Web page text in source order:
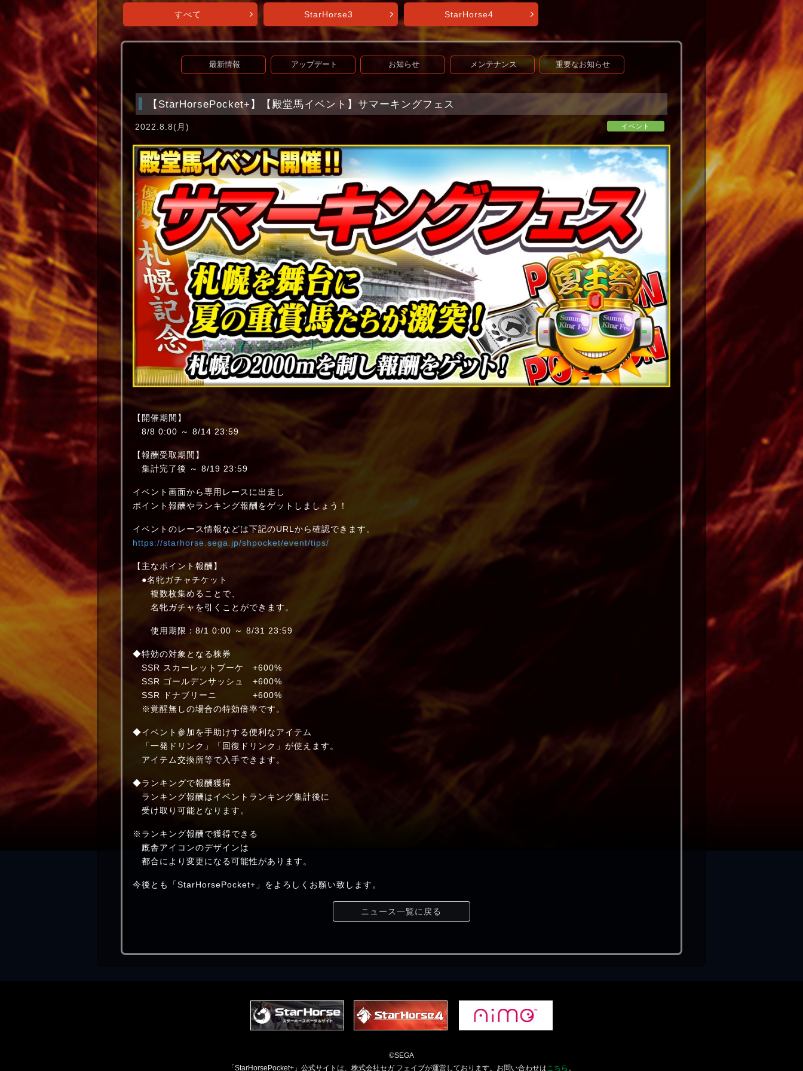
すべて StarHorse3 StarHorse4
最新情報 アップデート お知らせ メンテナンス 重要なお知らせ
【StarHorsePocket+】【殿堂馬イベント】サマーキングフェス
イベント
2022.8.8(月)
【開催期間】
8/8 0:00 ～ 8/14 23:59
【報酬受取期間】
集計完了後 ～ 8/19 23:59
イベント画面から専用レースに出走し
ポイント報酬やランキング報酬をゲットしましょう！
イベントのレース情報などは下記のURLから確認できます。
https://starhorse.sega.jp/shpocket/event/tips/
【主なポイント報酬】
●名牝ガチャチケット
複数枚集めることで、
名牝ガチャを引くことができます。
使用期限：8/1 0:00 ～ 8/31 23:59
◆特効の対象となる株券
SSR スカーレットブーケ +600%
SSR ゴールデンサッシュ +600%
SSR ドナブリーニ +600%
※覚醒無しの場合の特効倍率です。
◆イベント参加を手助けする便利なアイテム
「一発ドリンク」「回復ドリンク」が使えます。
アイテム交換所等で入手できます。
◆ランキングで報酬獲得
ランキング報酬はイベントランキング集計後に
受け取り可能となります。
※ランキング報酬で獲得できる
廐舎アイコンのデザインは
都合により変更になる可能性があります。
今後とも「StarHorsePocket+」をよろしくお願い致します。
ニュース一覧に戻る
©SEGA
「StarHorsePocket+」公式サイトは、株式会社セガ フェイブが運営しております。お問い合わせはこちら 。